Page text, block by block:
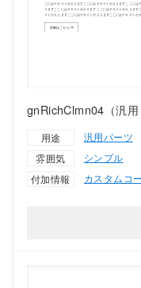
gnRichClmn04（汎用
用途
汎用パーツ
雰囲気
シンプル
付加情報
カスタムコ